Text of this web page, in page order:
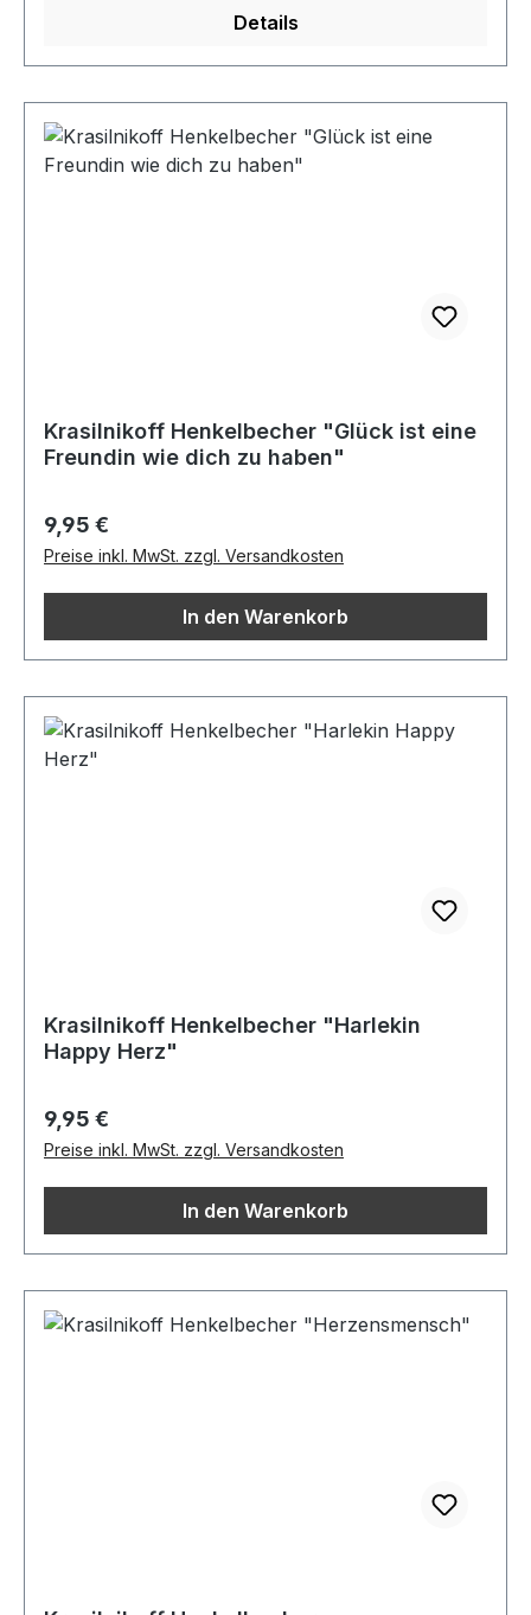
Details
Krasilnikoff Henkelbecher "Glück ist eine
Freundin wie dich zu haben"
Regulärer Preis:
9,95 €
Preise inkl. MwSt. zzgl. Versandkosten
In den Warenkorb
Krasilnikoff Henkelbecher "Harlekin
Happy Herz"
Regulärer Preis:
9,95 €
Preise inkl. MwSt. zzgl. Versandkosten
In den Warenkorb